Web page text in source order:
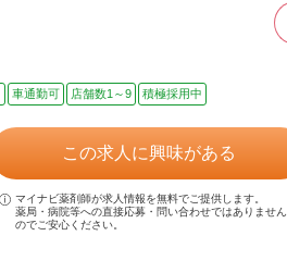
車通勤可 店舗数1～9 積極採用中
この求人に興味がある
マイナビ薬剤師が求人情報を無料でご提供します。
薬局・病院等への直接応募・問い合わせではありません
のでご安心ください。